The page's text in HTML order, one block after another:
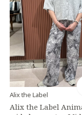
Alix the Label
Alix the Label